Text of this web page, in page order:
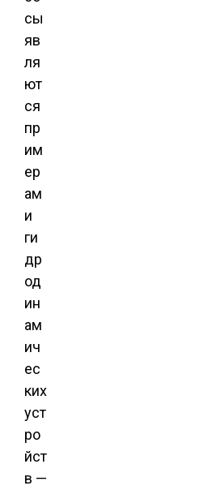
сы
яв
ля
ют
ся
пр
им
ер
ам
и
ги
др
од
ин
ам
ич
ес
ких
уст
ро
йст
в —